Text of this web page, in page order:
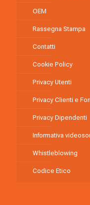
OEM
Rassegna Stampa
Contatti
Cookie Policy
Privacy Utenti
Privacy Clienti e
Privacy Dipendenti
Informativa
Whistleblowing
Codice Etico